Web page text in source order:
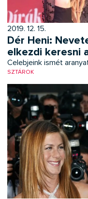
2019. 12. 15.
Dér Heni:
elkezdi keresni
Celebjeink ismét
SZTÁROK